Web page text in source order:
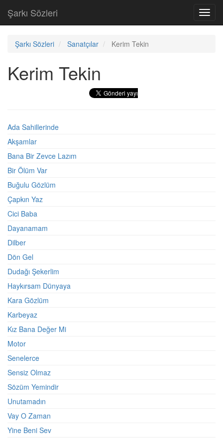
Şarkı Sözleri
Şarkı Sözleri Sanatçılar Kerim Tekin
Kerim Tekin
Ada Sahillerinde
Akşamlar
Bana Bir Zevce Lazım
Bir Ölüm Var
Buğulu Gözlüm
Çapkın Yaz
Cici Baba
Dayanamam
Dilber
Dön Gel
Dudağı Şekerlim
Haykırsam Dünyaya
Kara Gözlüm
Karbeyaz
Kız Bana Değer Mi
Motor
Senelerce
Sensiz Olmaz
Sözüm Yemindir
Unutamadın
Vay O Zaman
Yine Beni Sev